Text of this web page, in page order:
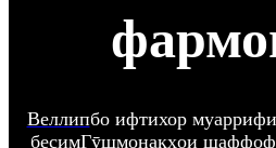
Веллипбо ифтихор
бесимГӯшмонакҳои